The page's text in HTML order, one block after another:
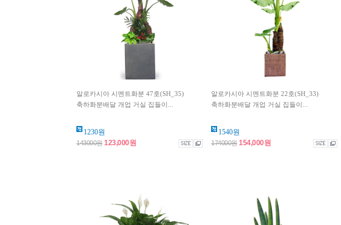
알로카시아 시멘트화분 47호(SH_35)
축하화분배달 개업 거실 집들이...
1230원
143000원123,000원
알로카시아 시멘트화분 22호(SH_33)
축하화분배달 개업 거실 집들이...
1540원
174000원154,000원